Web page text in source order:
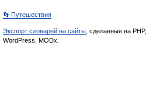
👣 Путешествия
Экспорт словарей на сайты , сделанные на PHP,
WordPress, MODx.